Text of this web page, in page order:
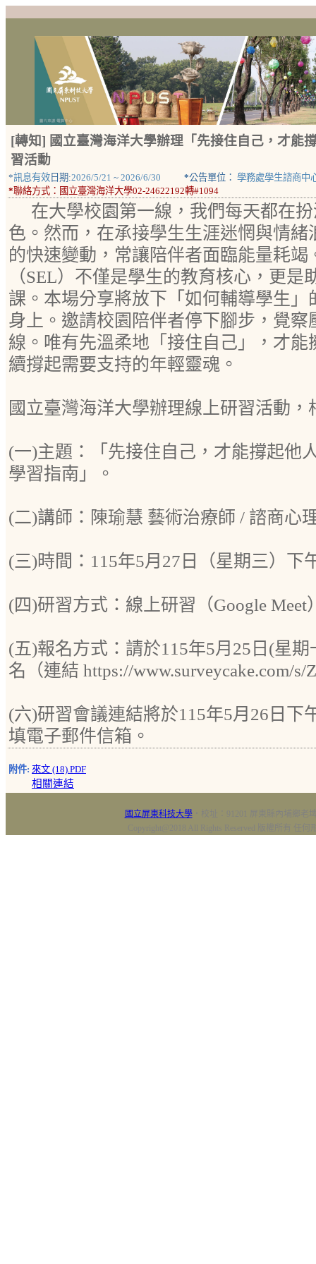
[轉知] 國立臺灣海洋大學辦理「先接住自己，才能
習活動
*訊息有效 日期:2026/5/21 ~ 2026/6/30 *公告單位： 學務處學生諮商中
*聯絡方式： 國立臺灣海洋大學02-24622192轉#1094
在大學校園第一線，我們每天都在
色。然而，在承接學生生涯迷惘與情
的快速變動，常讓陪伴者面臨能量耗竭
（SEL）不僅是學生的教育核心，更是
課。本場分享將放下「如何輔導學生
身上。邀請校園陪伴者停下腳步，覺
線。唯有先溫柔地「接住自己」，才
續撐起需要支持的年輕靈魂。
國立臺灣海洋大學辦理線上研習活動，
(一)主題：「先接住自己，才能撐起他
學習指南」。
(二)講師：陳瑜慧 藝術治療師 / 諮商心
(三)時間：115年5月27日（星期三）下
(四)研習方式：線上研習（Google Meet
(五)報名方式：請於115年5月25日(星
名（連結 https://www.surveycake.com/s/
(六)研習會議連結將於115年5月26日下
填電子郵件信箱。
附件: 來文 (18).PDF
相關連結
國立屏東科技大學‧校址：91201 屏東縣內埔鄉老